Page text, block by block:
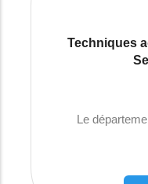
Techniques
Le